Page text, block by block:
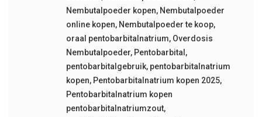
Nembutalpoeder kopen, Nembutalpoeder
online kopen, Nembutalpoeder te koop,
oraal pentobarbitalnatrium, Overdosis
Nembutalpoeder, Pentobarbital ,
pentobarbitalgebruik, pentobarbitalnatrium
kopen, Pentobarbitalnatrium kopen 2025,
Pentobarbitalnatrium kopen
pentobarbitalnatriumzout,